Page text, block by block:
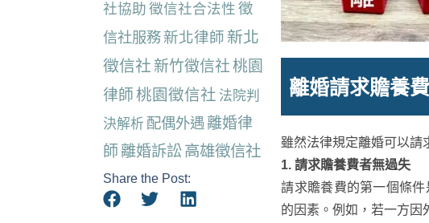
社協助徵信社合法性徵
信社服務 新北律師 新北
徵信社 新竹徵信社桃園
律師桃園徵信社 法院判
決解析 配偶外遇 離婚律
師 離婚訴訟高雄徵信社
Share the Post:
離婚請求贍養
雖然法律規定離婚可以請
1. 請求贍養費者無過失
請求贍養費的第一個條
的因素。例如，若一方因